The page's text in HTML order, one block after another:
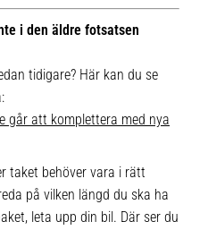
i den äldre fotsatsen
tidigare? Här kan du se
går att komplettera med nya
taket behöver vara i rätt
på vilken längd du ska ha
leta upp din bil. Där ser du